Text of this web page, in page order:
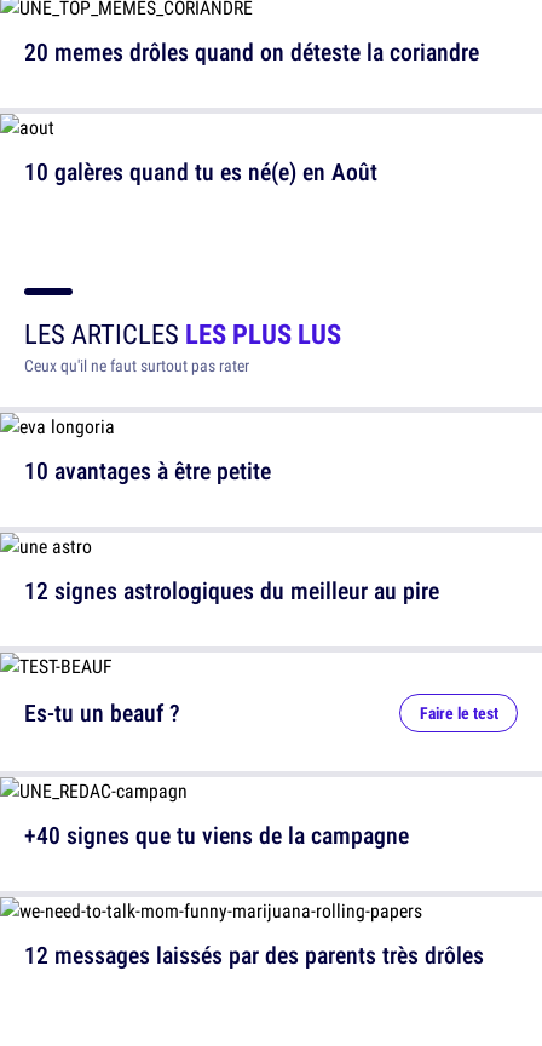
20 memes drôles quand on déteste la coriandre
10 galères quand tu es né(e) en Août
LES ARTICLES LES PLUS LUS
Ceux qu'il ne faut surtout pas rater
10 avantages à être petite
12 signes astrologiques du meilleur au pire
12 messages laissés par des parents très drôles
Es-tu un beauf ? Faire le test
+40 signes que tu viens de la campagne